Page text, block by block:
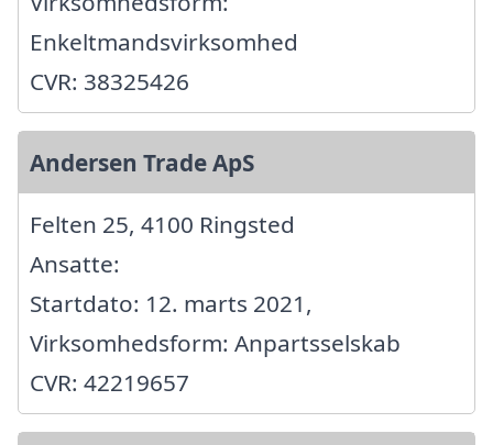
Enkeltmandsvirksomhed
CVR: 38325426
Andersen Trade ApS
Felten 25, 4100 Ringsted
Ansatte:
Startdato: 12. marts 2021,
Virksomhedsform: Anpartsselskab
CVR: 42219657